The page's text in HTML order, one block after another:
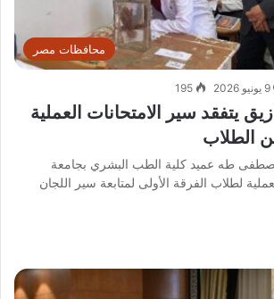
محافظات مصر
9 يونيو 2026 195
يتفقد سير الامتحانات العملية
الطلاب
طه عميد كلية الطب البشري بجامعة
لطلاب الفرقة الأولى لمتابعة سير اللجان